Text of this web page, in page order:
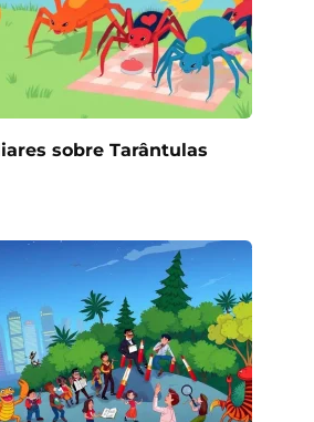
sobre Tarântulas